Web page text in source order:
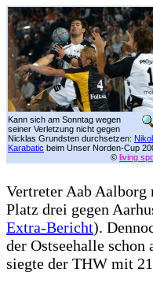
Kann sich am Sonntag wegen
seiner Verletzung nicht gegen
Nicklas Grundsten durchsetzen:
Karabatic beim Unser Norden-Cup
© living
Vertreter Aab
Platz drei gegen
Extra-Bericht).
der Ostseehalle schon
siegte der THW mit